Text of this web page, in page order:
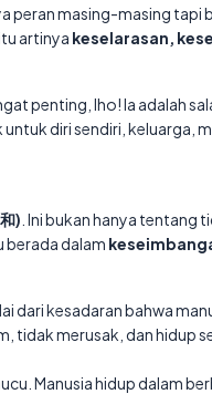
peran masing-masing
artinya keselarasan,
penting, lho! Ia adalah
diri sendiri, keluarga,
) . Ini bukan hanya tentang
berada dalam
dari kesadaran bahwa
tidak merusak, dan hidup
Manusia hidup dalam